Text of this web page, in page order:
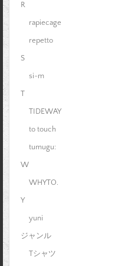
R
rapiecage
repetto
S
si-m
T
TIDEWAY
to touch
tumugu:
W
WHYTO.
Y
yuni
ジャンル
Tシャツ